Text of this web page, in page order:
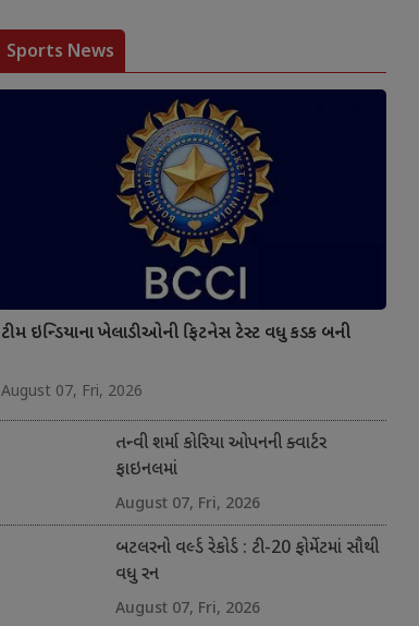
Sports News
ટીમ ઇન્ડિયાના ખેલાડીઓની ફિટનેસ ટેસ્ટ વધુ કડક બની
August 07, Fri, 2026
તન્વી શર્મા કોરિયા ઓપનની ક્વાર્ટર
ફાઇનલમાં
August 07, Fri, 2026
બટલરનો વર્લ્ડ રેકોર્ડ : ટી-20 ફોર્મેટમાં સૌથી
વધુ રન
August 07, Fri, 2026